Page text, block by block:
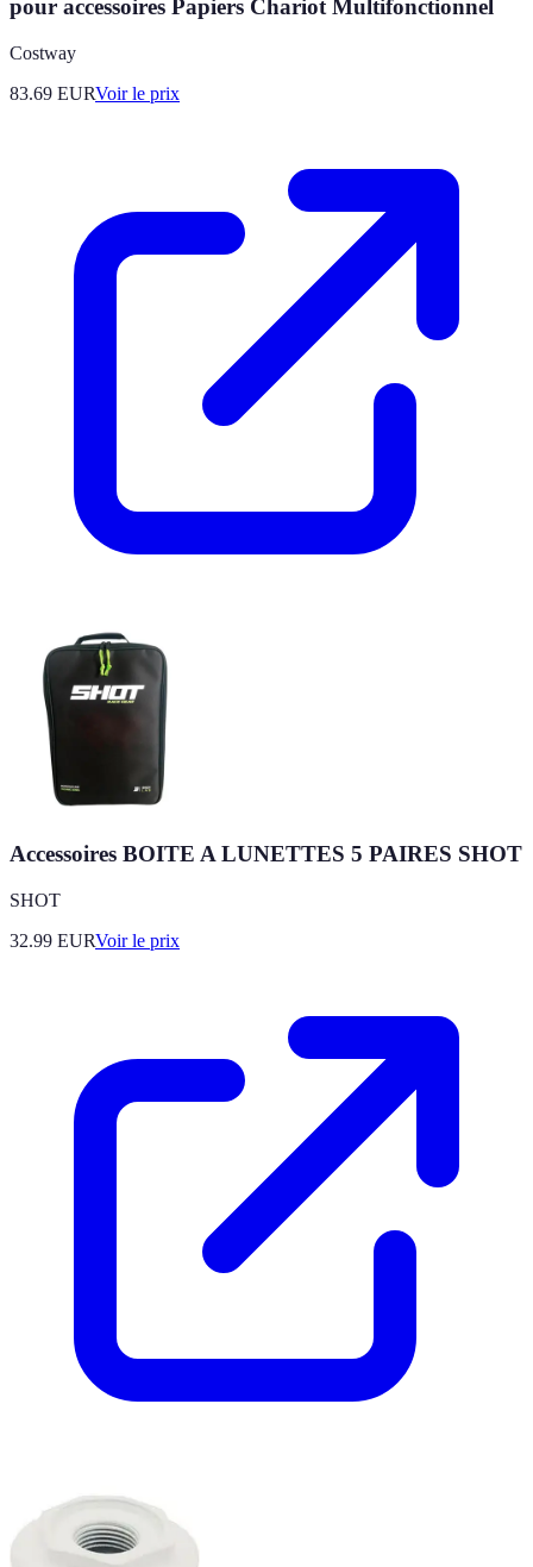
pour accessoires Papiers Chariot Multifonctionnel
Costway
83.69 EURVoir le prix
Accessoires BOITE A LUNETTES 5 PAIRES SHOT
SHOT
32.99 EURVoir le prix